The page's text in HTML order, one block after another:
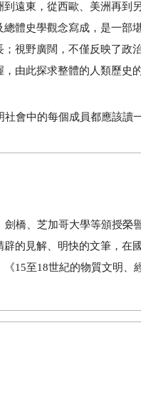
遠東，從西歐、美洲再到
體史學觀念寫成，是一部
視野廣闊，不僅反映了政
由此探求整體的人類歷史的
會中的每個成員都應該讀一
橋、芝加哥大學等頒授榮
的見解、明快的文筆，在
《15至18世紀的物質文明、